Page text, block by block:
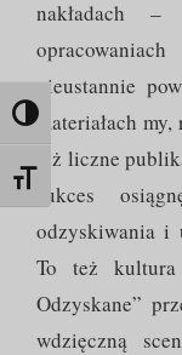
Toggle High Contrast
Toggle Font size
nakładach –
nieustannie
materiałach
też liczne
sukces
odzyskiwania i
To też kultura
Odzyskane”
wdzięczną